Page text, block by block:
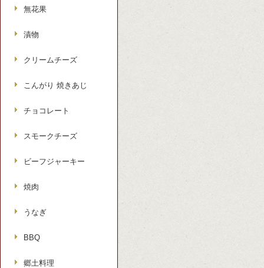
無花果
漬物
クリームチーズ
こんがり 焼きあじ
チョコレート
スモークチーズ
ビーフジャーキー
焼肉
うなぎ
BBQ
郷土料理